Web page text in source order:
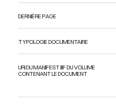
DERNIÈRE PAGE
TYPOLOGIE DOCUMENTAIRE
URI DU MANIFEST IIIF DU VOLUME
CONTENANT LE DOCUMENT